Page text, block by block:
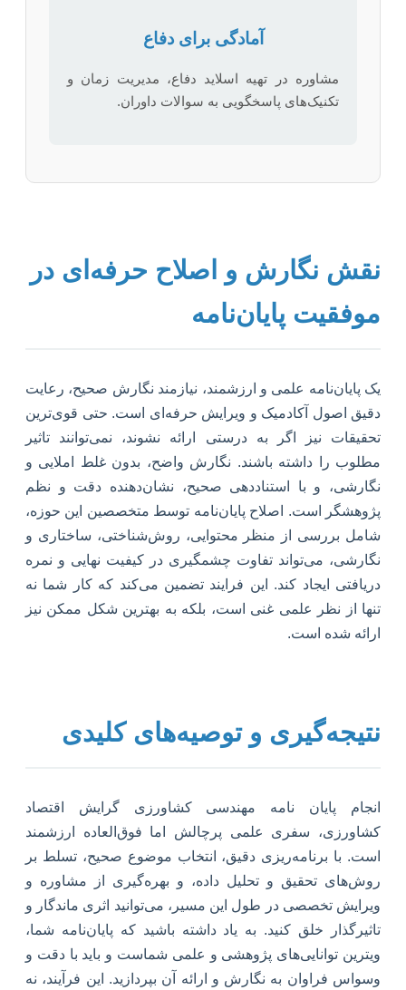
آمادگی برای دفاع
مشاوره در تهیه اسلاید دفاع، مدیریت زمان و
تکنیک‌های پاسخگویی به سوالات داوران.
نقش نگارش و اصلاح حرفه‌ای در
موفقیت پایان‌نامه
یک پایان‌نامه علمی و ارزشمند، نیازمند نگارش صحیح، رعایت
دقیق اصول آکادمیک و ویرایش حرفه‌ای است. حتی قوی‌ترین
تحقیقات نیز اگر به درستی ارائه نشوند، نمی‌توانند تاثیر
مطلوب را داشته باشند. نگارش واضح، بدون غلط املایی و
نگارشی، و با استناددهی صحیح، نشان‌دهنده دقت و نظم
پژوهشگر است. اصلاح پایان‌نامه توسط متخصصین این حوزه،
شامل بررسی از منظر محتوایی، روش‌شناختی، ساختاری و
نگارشی، می‌تواند تفاوت چشمگیری در کیفیت نهایی و نمره
دریافتی ایجاد کند. این فرایند تضمین می‌کند که کار شما نه
تنها از نظر علمی غنی است، بلکه به بهترین شکل ممکن نیز
ارائه شده است.
نتیجه‌گیری و توصیه‌های کلیدی
انجام پایان نامه مهندسی کشاورزی گرایش اقتصاد
کشاورزی، سفری علمی پرچالش اما فوق‌العاده ارزشمند
است. با برنامه‌ریزی دقیق، انتخاب موضوع صحیح، تسلط بر
روش‌های تحقیق و تحلیل داده، و بهره‌گیری از مشاوره و
ویرایش تخصصی در طول این مسیر، می‌توانید اثری ماندگار و
تاثیرگذار خلق کنید. به یاد داشته باشید که پایان‌نامه شما،
ویترین توانایی‌های پژوهشی و علمی شماست و باید با دقت و
وسواس فراوان به نگارش و ارائه آن بپردازید. این فرآیند، نه